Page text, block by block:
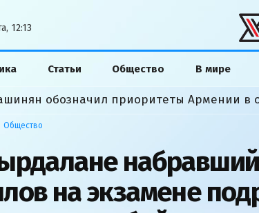
12:13
Статьи Общество В мире
обозначил приоритеты Армении в
Общество
на экзамене